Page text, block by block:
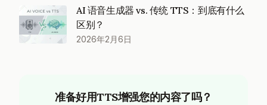
AI 语音生成器 vs. 传统 TTS：到底有什么
区别？
2026年2月6日
准备好用TTS增强您的内容了吗？